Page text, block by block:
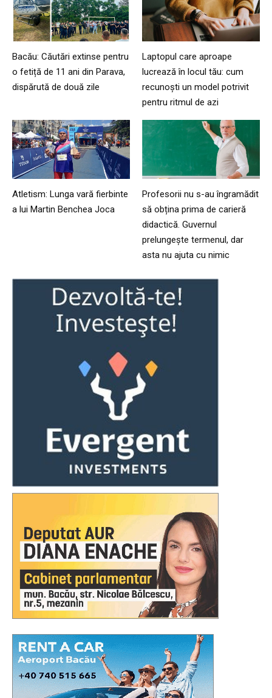
Bacău: Căutări extinse pentru
o fetiță de 11 ani din Parava,
dispărută de două zile
Laptopul care aproape
lucrează în locul tău: cum
recunoști un model potrivit
pentru ritmul de azi
Atletism: Lunga vară fierbinte
a lui Martin Benchea Joca
Profesorii nu s-au îngramădit
să obțina prima de carieră
didactică. Guvernul
prelungește termenul, dar
asta nu ajuta cu nimic